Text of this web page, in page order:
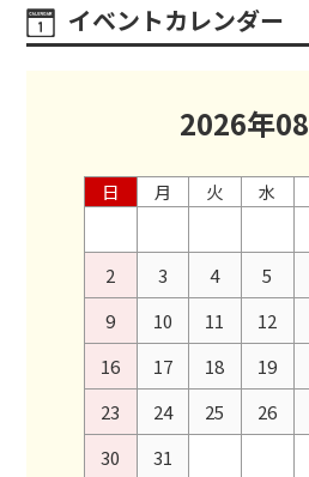
イベントカレンダー
2026年08
日 月 火 水
2
3 4 5
9
10 11 12
16
17 18 19
23
24 25 26
30
31